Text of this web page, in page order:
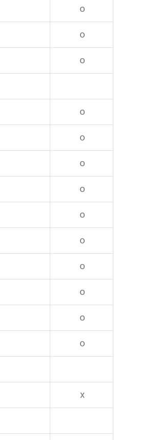
o
o
o
o
o
o
o
o
o
o
o
o
o
x